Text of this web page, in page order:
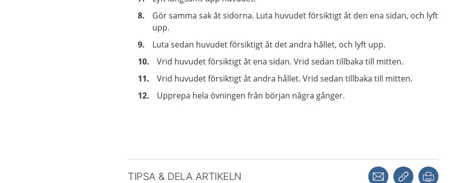
Gör samma sak åt sidorna. Luta huvudet försiktigt åt den ena sidan, och lyft
upp.
Luta sedan huvudet försiktigt åt det andra hållet, och lyft upp.
Vrid huvudet försiktigt åt ena sidan. Vrid sedan tillbaka till mitten.
Vrid huvudet försiktigt åt andra hållet. Vrid sedan tillbaka till mitten.
Upprepa hela övningen från början några gånger.
TIPSA & DELA ARTIKELN Dela via mejlKopiera länk